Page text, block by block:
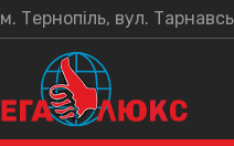
м. Тернопіль, вул.